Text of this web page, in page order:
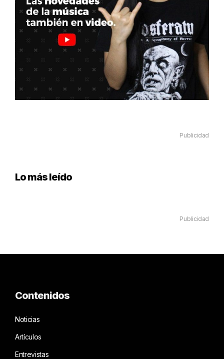
Publicidad
Lo más leído
Publicidad
Contenidos
Noticias
Artículos
Entrevistas